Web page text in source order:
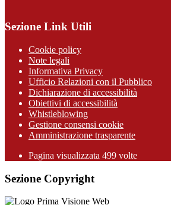
Sezione Link Utili
Cookie policy
Note legali
Informativa Privacy
Ufficio Relazioni con il Pubblico
Dichiarazione di accessibilità
Obiettivi di accessibilità
Whistleblowing
Gestione consensi cookie
Amministrazione trasparente
Pagina visualizzata 499 volte
Sezione Copyright